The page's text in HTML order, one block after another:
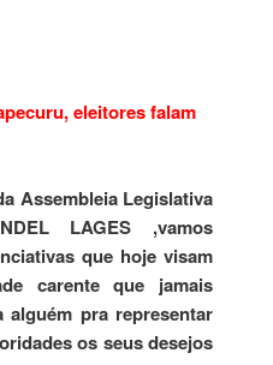
eleitores falam
Assembleia Legislativa
LAGES ,vamos
que hoje visam
carente que jamais
pra representar
os seus desejos